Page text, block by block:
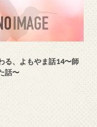
る、よもやま話14〜師
話〜